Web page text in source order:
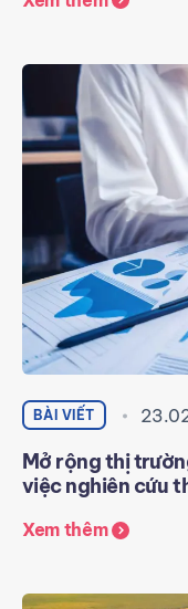
BÀI VIẾT
Mở rộng thị
việc nghiên cứu
Xem thêm